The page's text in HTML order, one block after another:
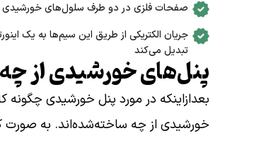
صفحات فلزی در دو طرف سلول‌های خورشیدی
جریان الکتریکی از طریق این سیم‌ها به یک
تبدیل می‌کند
پنل‌های خورشیدی از
بعدازاینکه در مورد پنل خورشیدی
خورشیدی از چه ساخته‌شده‌اند. به